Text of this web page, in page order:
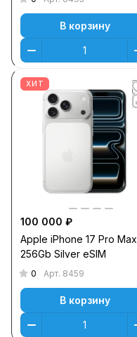
В корзину
ХИТ
100 000 ₽
Apple iPhone 17 Pro Max
256Gb Silver eSIM
0 Арт. 8459
В корзину